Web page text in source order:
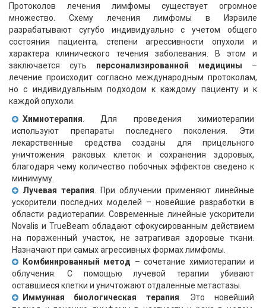
Протоколов лечения лимфомы существует огромное
множество. Схему лечения лимфомы в Израиле
разрабатывают сугубо индивидуально с учетом общего
состояния пациента, степени агрессивности опухоли и
характера клинического течения заболевания. В этом и
заключается суть персонализированной медицины –
лечение происходит согласно международным протоколам,
но с индивидуальным подходом к каждому пациенту и к
каждой опухоли.
Химиотерапия . Для проведения химиотерапии
используют препараты последнего поколения. Эти
лекарственные средства созданы для прицельного
уничтожения раковых клеток и сохранения здоровых,
благодаря чему количество побочных эффектов сведено к
минимуму.
Лучевая терапия . При облучении применяют линейные
ускорители последних моделей – новейшие разработки в
области радиотерапии. Современные линейные ускорители
Novalis и TrueBeam обладают сфокусированным действием
на пораженный участок, не затрагивая здоровые ткани.
Назначают при самых агрессивных формах лимфомы.
Комбинированный метод – сочетание химиотерапии и
облучения. С помощью лучевой терапии убивают
оставшиеся клетки и уничтожают отдаленные метастазы.
Иммунная биологическая терапия . Это новейший